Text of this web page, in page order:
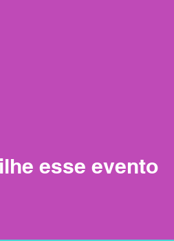
esse evento